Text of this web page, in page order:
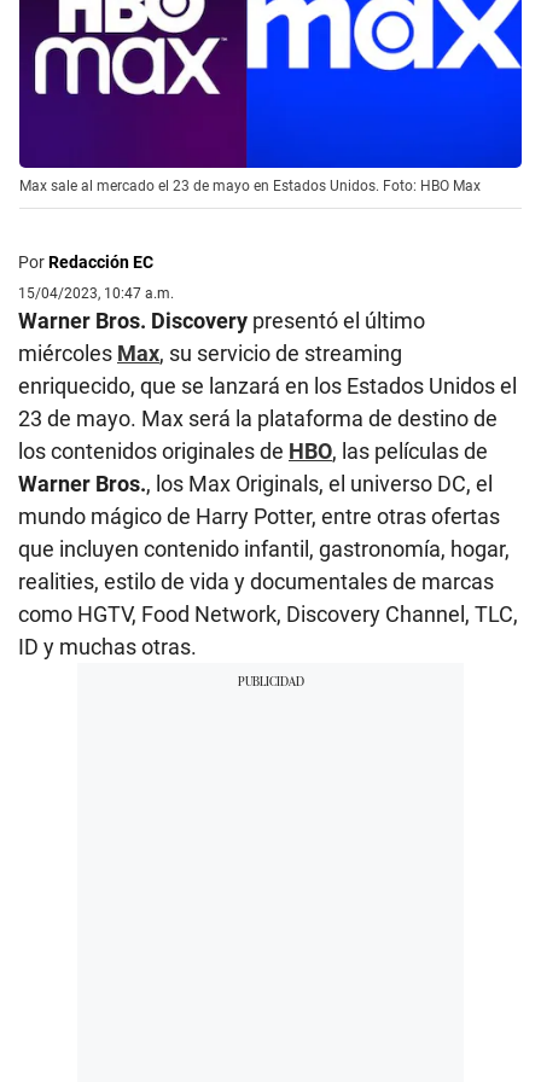
Max sale al mercado el 23 de mayo en Estados Unidos. Foto: HBO Max
PorRedacción EC
15/04/2023, 10:47 a.m.
Warner Bros. Discovery presentó el último
miércoles Max, su servicio de streaming
enriquecido, que se lanzará en los Estados Unidos el
23 de mayo. Max será la plataforma de destino de
los contenidos originales de HBO, las películas de
Warner Bros., los Max Originals, el universo DC, el
mundo mágico de Harry Potter, entre otras ofertas
que incluyen contenido infantil, gastronomía, hogar,
realities, estilo de vida y documentales de marcas
como HGTV, Food Network, Discovery Channel, TLC,
ID y muchas otras.